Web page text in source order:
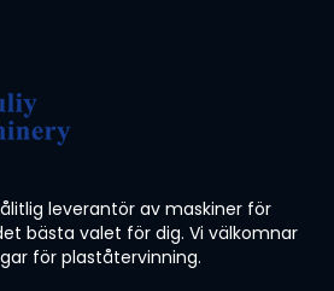
leverantör av maskiner för
bästa valet för dig. Vi välkomnar
för plaståtervinning.